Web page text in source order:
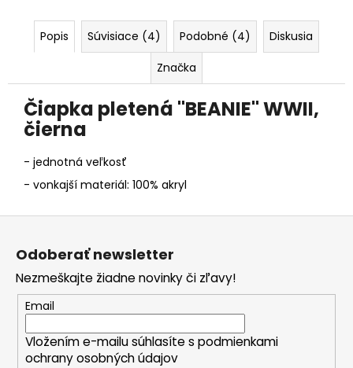
Popis Súvisiace (4) Podobné (4)
Diskusia
Značka
Čiapka pletená "BEANIE" WWII,
čierna
- jednotná veľkosť
- vonkajší materiál: 100% akryl
Odoberať newsletter
Nezmeškajte žiadne novinky či zľavy!
Email
Vložením e-mailu súhlasíte s podmienkami
ochrany osobných údajov